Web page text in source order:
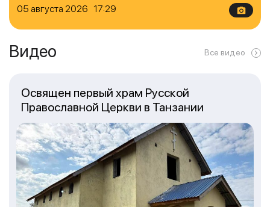
05 августа 2026 17:29
Видео Все видео
Освящен первый храм Русской
Православной Церкви в Танзании